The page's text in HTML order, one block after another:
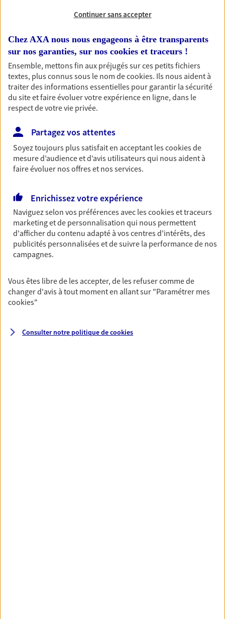
Nos solutions pour votre
entreprise
Prévoyance collective
Protégez vos salariés et leurs proches en cas de
baisse de revenus liée à un aléa de la vie.
Santé des salariés
Couvrez les dépenses de santé de vos salariés et
de leur famille tout en leur proposant des services
digitaux facilitant leurs démarches.
Epargne retraite des salariés
l'épargne retraite tout en optimisant les charges
fiscales et sociales de votre entreprise.
Continuer sans accepter
Chez AXA nous nous engageons à être transparents
sur nos garanties, sur nos cookies et traceurs !
Ensemble, mettons fin aux préjugés sur ces petits fichiers
textes, plus connus sous le nom decookies. Ils nous aident à
traiter des informations essentielles pour garantir la sécurité
du site et faire évoluer votre expérience en ligne, dans le
respect de votre vie privée.
Partagez vos attentes
Soyez toujours plus satisfait en acceptant lescookiesde
mesure d’audience et d’avis utilisateurs qui nous aident à
faire évoluer nos offres et nos services.
Enrichissez votre expérience
Naviguez selon vos préférences avec lescookies et traceurs
marketing et de personnalisation qui nous permettent
d'afficher du contenu adapté à vos centres d'intérêts, des
publicités personnalisées et de suivre la performance de nos
campagnes.
Vous êtes libre de les accepter, de les refuser comme de
changer d'avis à tout moment en allant sur "Paramétrer mes
cookies"
Consulter notre politique decookies